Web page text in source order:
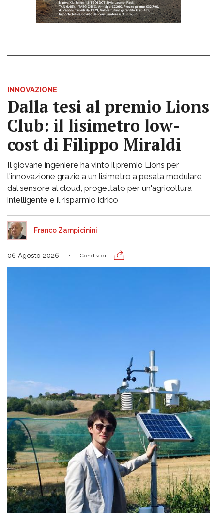
INNOVAZIONE
Dalla tesi al premio Lions
Club: il lisimetro low-
cost di Filippo Miraldi
Il giovane ingeniere ha vinto il premio Lions per
l'innovazione grazie a un lisimetro a pesata modulare
dal sensore al cloud, progettato per un'agricoltura
intelligente e il risparmio idrico
Franco Zampicinini
06 Agosto 2026 Condividi